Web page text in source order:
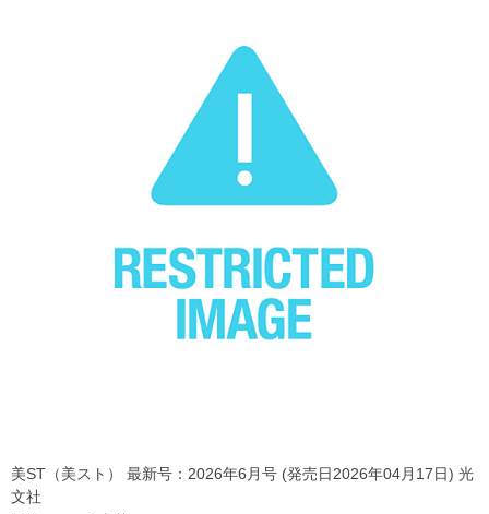
美ST（美スト） 最新号：2026年6月号 (発売日2026年04月17日) 光
文社